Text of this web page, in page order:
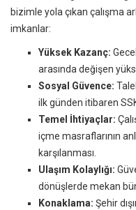
bizimle yola çıkan çalışma
imkanlar:
Yüksek Kazanç:
arasında değişen
Sosyal Güvence:
ilk günden itibaren
Temel İhtiyaçlar:
içme masraflarının
karşılanması.
Ulaşım Kolaylığı:
dönüşlerde mekan
Konaklama: Şehir